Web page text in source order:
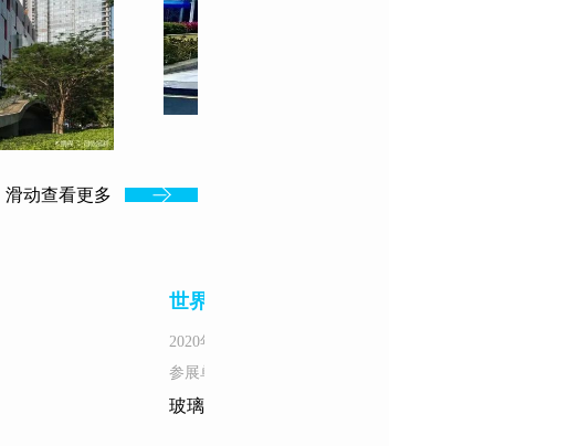
滑动查看更多
世界大运会东安湖体育场
2020年
参展单位：中建东方
玻璃+织物膜打造太阳神鸟外立面